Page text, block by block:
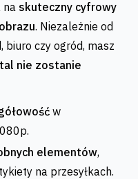
na skuteczny cyfrowy
. Niezależnie od
biuro czy ogród, masz
nie zostanie
w
elementów,
na przesyłkach.